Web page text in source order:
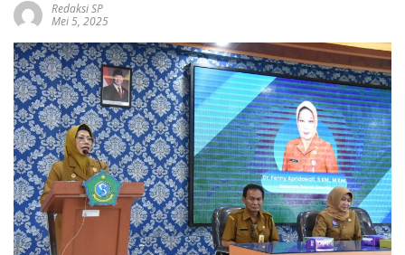
Redaksi SP
Mei 5, 2025